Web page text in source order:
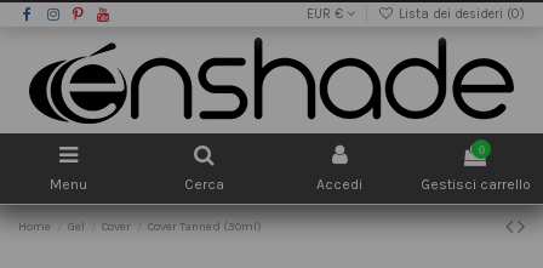
EUR € Lista dei desideri (0)
Menu Cerca Accedi
0
Gestisci carrello
Home Gel Cover Cover Tanned (30ml)